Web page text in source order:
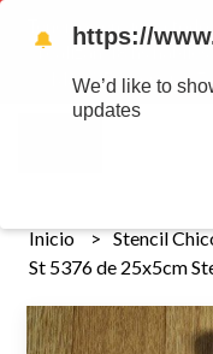
Tenemos envios a
realizan 48 hs
MAYOR se envian
Inicio Stencil
St 5376 de 25x5cm
🔔 https://
We’d like to
updates